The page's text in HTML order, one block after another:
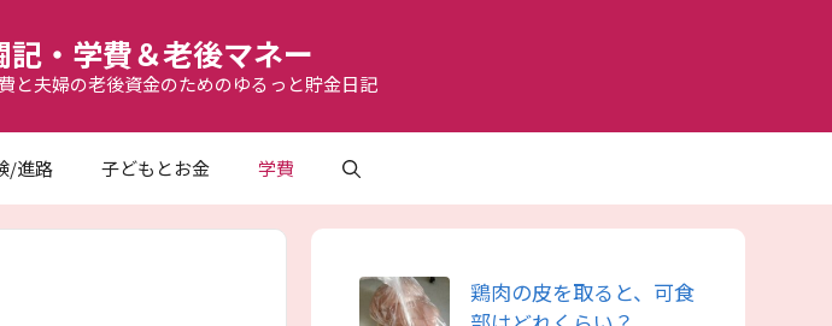
・学費＆老後マネー
と夫婦の老後資金のためのゆるっと貯金日記
/進路 子どもとお金 学費
鶏肉の皮を取ると、可食